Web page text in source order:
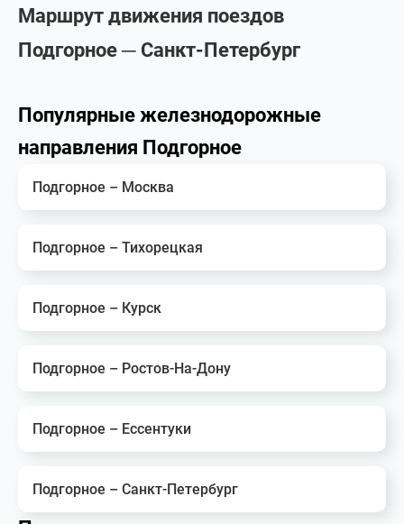
Маршрут движения поездов
Подгорное ─ Санкт-Петербург
Популярные железнодорожные
направления Подгорное
Подгорное – Москва
Подгорное – Тихорецкая
Подгорное – Курск
Подгорное – Ростов-На-Дону
Подгорное – Ессентуки
Подгорное – Санкт-Петербург